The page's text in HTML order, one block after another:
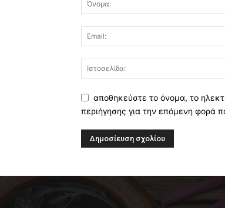
αποθηκεύστε το όνομα, το
περιήγησης για την επόμενη φορά